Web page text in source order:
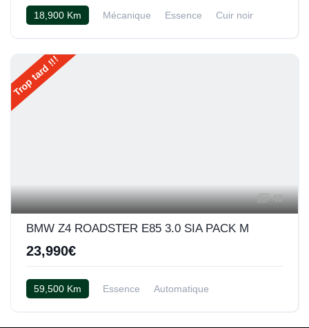
18,900 Km Mécanique Essence Cuir noir
Trop tard !!!
40
BMW Z4 ROADSTER E85 3.0 SIA PACK M
23,990€
59,500 Km Essence Automatique